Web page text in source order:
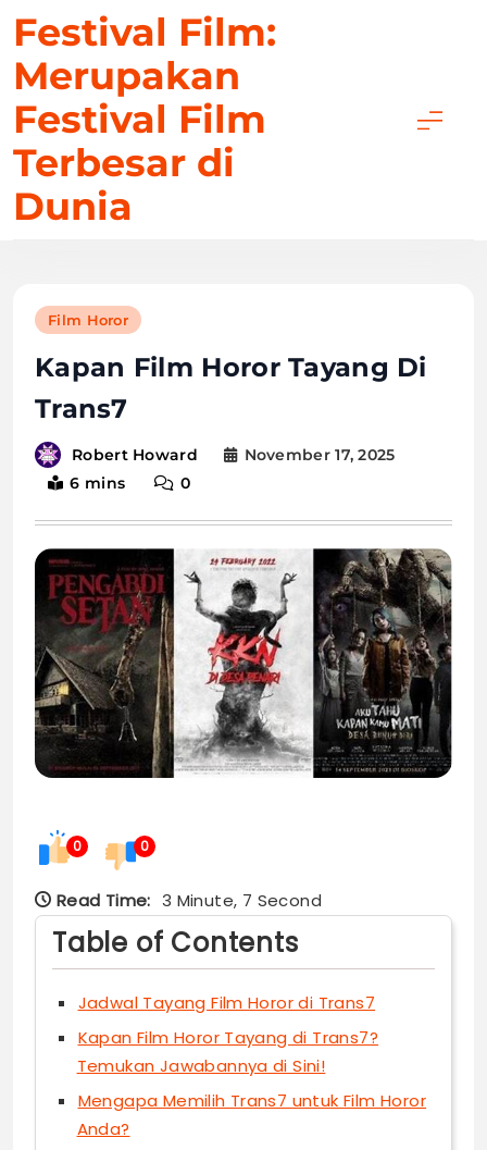
content
Festival Film:
Merupakan
Festival Film
Terbesar di
Dunia
Film Horor
Kapan Film Horor Tayang Di
Trans7
Robert Howard
November 17, 2025
6 mins
0
0 0
Read Time: 3 Minute, 7 Second
Table of Contents
Jadwal Tayang Film Horor di Trans7
Kapan Film Horor Tayang di Trans7?
Temukan Jawabannya di Sini!
Mengapa Memilih Trans7 untuk Film Horor
Anda?